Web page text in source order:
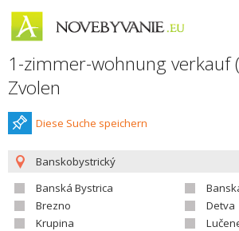
1-zimmer-wohnung verkauf
Zvolen
Diese Suche speichern
Banskobystrický
Banská Bystrica
Brezno
Detva
Krupina